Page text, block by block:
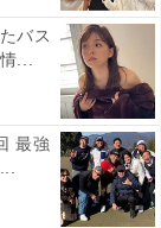
バス
...
最強